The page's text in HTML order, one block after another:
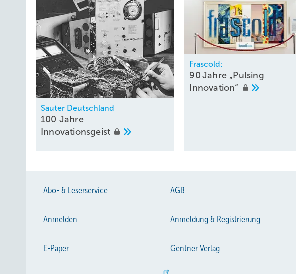
Sauter Deutschland
100 Jahre
Innovationsgeist
Frascold:
90 Jahre „Pulsing
Innovation“
Abo- & Leserservice AGB
Anmelden Anmeldung & Registrierung
E-Paper Gentner Verlag